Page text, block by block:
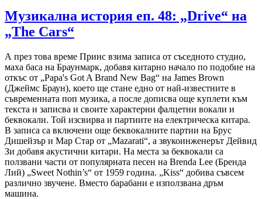
Музикална история еп. 48: „Drive“ на
„The Cars“
А през това време Принс взима записа от съседното студио,
маха баса на Браунмарк, добавя китарно начало по подобие на
откъс от „Papa's Got A Brand New Bag“ на James Brown
(Джеймс Браун), което ще стане едно от най-известните в
съвременната поп музика, а после дописва още куплети към
текста и записва и своите характерни фалцетни вокали и
беквокали. Той изсвирва и партиите на електрическа китара.
В записа са включени още беквокалните партии на Брус
Дишейзър и Мар Стар от „Mazarati“, а звукоинженерът Дейвид
Зи добавя акустични китари. На места за беквокали са
ползвани части от популярната песен на Brenda Lee (Бренда
Лий) „Sweet Nothin’s“ от 1959 година. „Kiss“ добива съвсем
различно звучене. Вместо барабани е използвана дръм
машина.